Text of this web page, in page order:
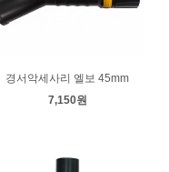
경서악세사리 엘보 45mm
7,150원